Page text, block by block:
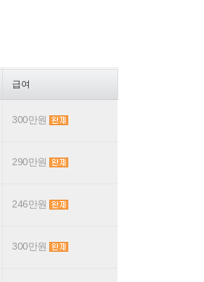
급여
300만원
290만원
246만원
300만원